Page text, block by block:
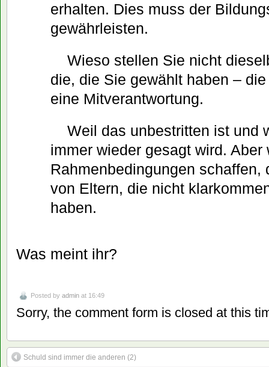
erhalten. Dies muss der
gewährleisten.
Wieso stellen Sie nicht
die, die Sie gewählt haben –
eine Mitverantwortung.
Weil das unbestritten ist und
immer wieder gesagt wird. Aber
Rahmenbedingungen schaffen,
von Eltern, die nicht
haben.
Was meint ihr?
Posted by admin at 16:49
Sorry, the comment form is closed at this
Schuld sind immer die anderen (2)